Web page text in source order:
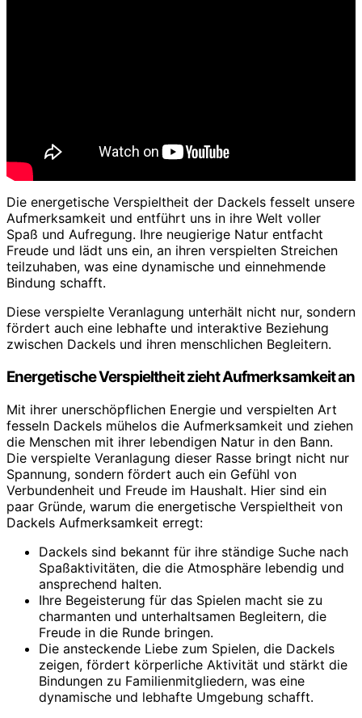
Die energetische Verspieltheit der Dackels fesselt unsere
Aufmerksamkeit und entführt uns in ihre Welt voller
Spaß und Aufregung. Ihre neugierige Natur entfacht
Freude und lädt uns ein, an ihren verspielten Streichen
teilzuhaben, was eine dynamische und einnehmende
Bindung schafft.
Diese verspielte Veranlagung unterhält nicht nur, sondern
fördert auch eine lebhafte und interaktive Beziehung
zwischen Dackels und ihren menschlichen Begleitern.
Energetische Verspieltheit zieht Aufmerksamkeit an
Mit ihrer unerschöpflichen Energie und verspielten Art
fesseln Dackels mühelos die Aufmerksamkeit und ziehen
die Menschen mit ihrer lebendigen Natur in den Bann.
Die verspielte Veranlagung dieser Rasse bringt nicht nur
Spannung, sondern fördert auch ein Gefühl von
Verbundenheit und Freude im Haushalt. Hier sind ein
paar Gründe, warum die energetische Verspieltheit von
Dackels Aufmerksamkeit erregt:
Dackels sind bekannt für ihre ständige Suche nach
Spaßaktivitäten, die die Atmosphäre lebendig und
ansprechend halten.
Ihre Begeisterung für das Spielen macht sie zu
charmanten und unterhaltsamen Begleitern, die
Freude in die Runde bringen.
Die ansteckende Liebe zum Spielen, die Dackels
zeigen, fördert körperliche Aktivität und stärkt die
Bindungen zu Familienmitgliedern, was eine
dynamische und lebhafte Umgebung schafft.